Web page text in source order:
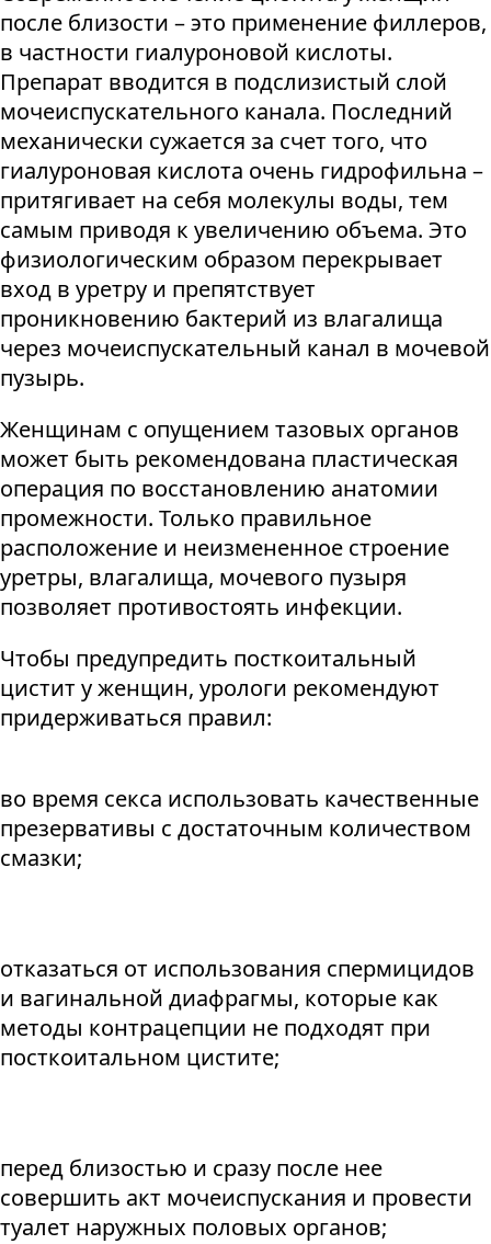
после близости – это применение филлеров,
в частности гиалуроновой кислоты.
Препарат вводится в подслизистый слой
мочеиспускательного канала. Последний
механически сужается за счет того, что
гиалуроновая кислота очень гидрофильна –
притягивает на себя молекулы воды, тем
самым приводя к увеличению объема. Это
физиологическим образом перекрывает
вход в уретру и препятствует
проникновению бактерий из влагалища
через мочеиспускательный канал в мочевой
пузырь.
Женщинам с опущением тазовых органов
может быть рекомендована пластическая
операция по восстановлению анатомии
промежности. Только правильное
расположение и неизмененное строение
уретры, влагалища, мочевого пузыря
позволяет противостоять инфекции.
Чтобы предупредить посткоитальный
цистит у женщин, урологи рекомендуют
придерживаться правил:
во время секса использовать качественные
презервативы с достаточным количеством
смазки;
отказаться от использования спермицидов
и вагинальной диафрагмы, которые как
методы контрацепции не подходят при
посткоитальном цистите;
перед близостью и сразу после нее
совершить акт мочеиспускания и провести
туалет наружных половых органов;